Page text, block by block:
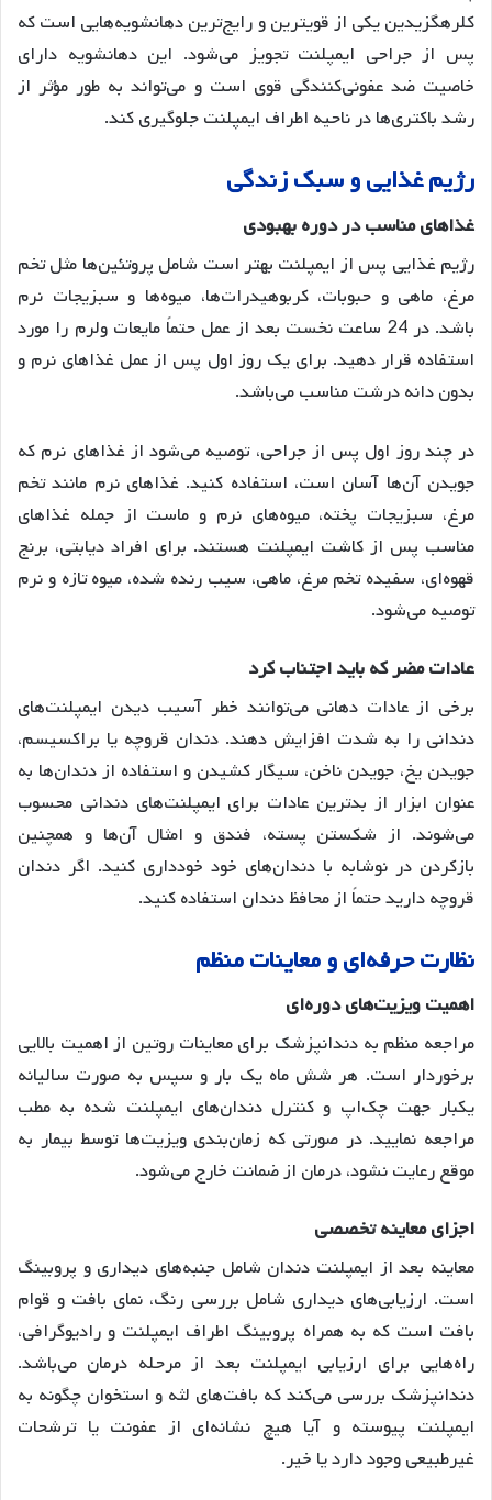
کلرهگزیدین یکی از قویترین و رایج‌ترین دهانشویه‌هایی است که
پس از جراحی ایمپلنت تجویز می‌شود. این دهانشویه دارای
خاصیت ضد عفونی‌کنندگی قوی است و می‌تواند به طور مؤثر از
رشد باکتری‌ها در ناحیه اطراف ایمپلنت جلوگیری کند.
رژیمغذاییوسبکزندگی
غذاهایمناسبدردورهبهبودی
رژیم غذایی پس از ایمپلنت بهتر است شامل پروتئین‌ها مثل تخم
مرغ، ماهی و حبوبات، کربوهیدرات‌ها، میوه‌ها و سبزیجات نرم
باشد
. در 24 ساعت نخست بعد از عمل حتماً مایعات ولرم را مورد
استفاده قرار دهید. برای یک روز اول پس از عمل غذاهای نرم و
بدون دانه درشت مناسب می‌باشد.
در چند روز اول پس از جراحی، توصیه می‌شود از غذاهای نرم که
جویدن آن‌ها آسان است، استفاده کنید. غذاهای نرم مانند تخم
مرغ، سبزیجات پخته، میوه‌های نرم و ماست از جمله غذاهای
مناسب پس از کاشت ایمپلنت هستند. برای افراد دیابتی، برنج
قهوه‌ای، سفیده تخم مرغ، ماهی، سیب رنده شده، میوه تازه و نرم
توصیه می‌شود.
عاداتمضرکهبایداجتنابکرد
برخی از عادات دهانی می‌توانند خطر آسیب دیدن ایمپلنت‌های
دندانی را به شدت افزایش دهند. دندان قروچه یا براکسیسم،
جویدن یخ، جویدن ناخن، سیگار کشیدن و استفاده از دندان‌ها به
عنوان ابزار از بدترین عادات برای ایمپلنت‌های دندانی محسوب
می‌شوند. از شکستن پسته، فندق و امثال آن‌ها و همچنین
بازکردن در نوشابه با دندان‌های خود خودداری کنید. اگر دندان
قروچه دارید حتماً از محافظ دندان استفاده کنید.
نظارتحرفهایومعایناتمنظم
اهمیتویزیتهایدورهای
مراجعه منظم به دندانپزشک برای معاینات روتین از اهمیت بالایی
برخوردار است. هر شش ماه یک بار و سپس به صورت سالیانه
یکبار جهت چک‌اپ و کنترل دندان‌های ایمپلنت شده به مطب
مراجعه نمایید. در صورتی که زمان‌بندی ویزیت‌ها توسط بیمار به
موقع رعایت نشود، درمان از ضمانت خارج می‌شود.
اجزایمعاینهتخصصی
معاینه بعد از ایمپلنت دندان شامل جنبه‌های دیداری و پروبینگ
است. ارزیابی‌های دیداری شامل بررسی رنگ، نمای بافت و قوام
بافت است که به همراه پروبینگ اطراف ایمپلنت و رادیوگرافی،
راه‌هایی برای ارزیابی ایمپلنت بعد از مرحله درمان می‌باشد.
دندانپزشک بررسی می‌کند که بافت‌های لثه و استخوان چگونه به
ایمپلنت پیوسته و آیا هیچ نشانه‌ای از عفونت یا ترشحات
غیرطبیعی وجود دارد یا خیر.